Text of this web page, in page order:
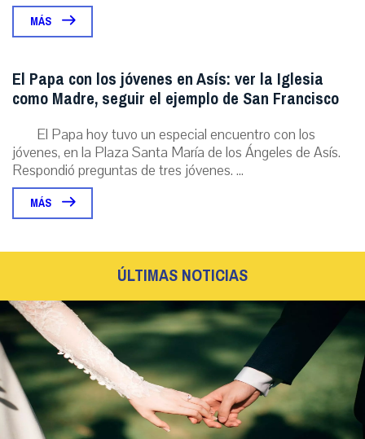
MÁS
El Papa con los jóvenes en Asís: ver la Iglesia
como Madre, seguir el ejemplo de San Francisco
El Papa hoy tuvo un especial encuentro con los
jóvenes, en la Plaza Santa María de los Ángeles de Asís.
Respondió preguntas de tres jóvenes. ...
MÁS
ÚLTIMAS NOTICIAS